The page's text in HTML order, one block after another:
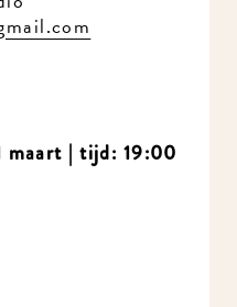
maart | tijd: 19:00